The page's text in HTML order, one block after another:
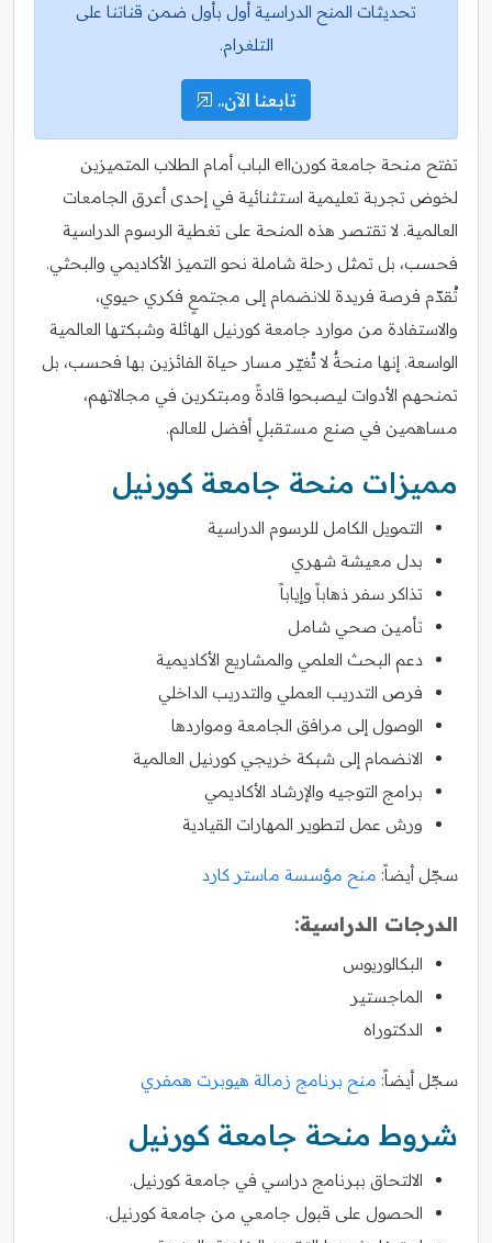
تحديثات المنح الدراسية أول بأول ضمن قناتنا على
التلغرام.
تابعنا الآن..
تفتح منحة جامعة كورنell الباب أمام الطلاب المتميزين
لخوض تجربة تعليمية استثنائية في إحدى أعرق الجامعات
العالمية. لا تقتصر هذه المنحة على تغطية الرسوم الدراسية
فحسب، بل تمثل رحلة شاملة نحو التميز الأكاديمي والبحثي.
تُقدّم فرصة فريدة للانضمام إلى مجتمعٍ فكري حيوي،
والاستفادة من موارد جامعة كورنيل الهائلة وشبكتها العالمية
الواسعة. إنها منحةٌ لا تُغيّر مسار حياة الفائزين بها فحسب، بل
تمنحهم الأدوات ليصبحوا قادةً ومبتكرين في مجالاتهم،
مساهمين في صنع مستقبلٍ أفضل للعالم.
مميزات منحة جامعة كورنيل
التمويل الكامل للرسوم الدراسية
بدل معيشة شهري
تذاكر سفر ذهاباً وإياباً
تأمين صحي شامل
دعم البحث العلمي والمشاريع الأكاديمية
فرص التدريب العملي والتدريب الداخلي
الوصول إلى مرافق الجامعة ومواردها
الانضمام إلى شبكة خريجي كورنيل العالمية
برامج التوجيه والإرشاد الأكاديمي
ورش عمل لتطوير المهارات القيادية
سجّل أيضاً: منح مؤسسة ماستر كارد
الدرجات الدراسية:
البكالوريوس
الماجستير
الدكتوراه
سجّل أيضاً: منح برنامج زمالة هيوبرت همفري
شروط منحة جامعة كورنيل
الالتحاق ببرنامج دراسي في جامعة كورنيل.
الحصول على قبول جامعي من جامعة كورنيل.